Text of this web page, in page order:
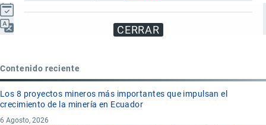
CERRAR
Actualizado el 9 Septiembre, 2024
Contenido reciente
Los 8 proyectos mineros más importantes que impulsan el
crecimiento de la minería en Ecuador
6 Agosto, 2026